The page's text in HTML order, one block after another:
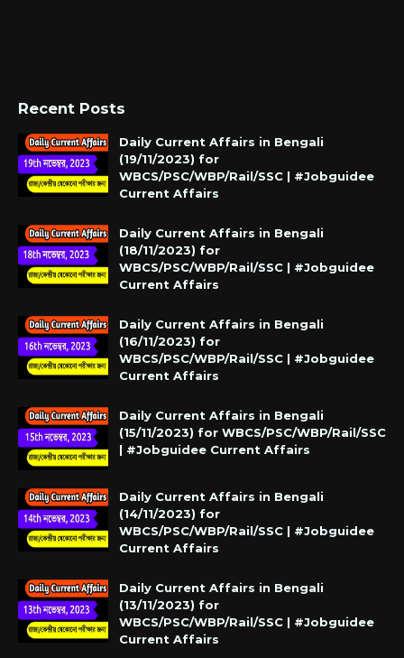
Recent Posts
Daily Current Affairs in Bengali
(19/11/2023) for
WBCS/PSC/WBP/Rail/SSC | #Jobguidee
Current Affairs
Daily Current Affairs in Bengali
(18/11/2023) for
WBCS/PSC/WBP/Rail/SSC | #Jobguidee
Current Affairs
Daily Current Affairs in Bengali
(16/11/2023) for
WBCS/PSC/WBP/Rail/SSC | #Jobguidee
Current Affairs
Daily Current Affairs in Bengali
(15/11/2023) for WBCS/PSC/WBP/Rail/SSC
| #Jobguidee Current Affairs
Daily Current Affairs in Bengali
(14/11/2023) for
WBCS/PSC/WBP/Rail/SSC | #Jobguidee
Current Affairs
Daily Current Affairs in Bengali
(13/11/2023) for
WBCS/PSC/WBP/Rail/SSC | #Jobguidee
Current Affairs